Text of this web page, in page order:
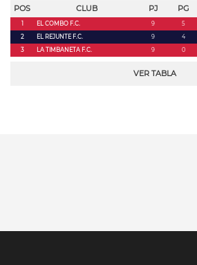
POS CLUB PJ PG
1 EL COMBO F.C. 9 5
2
EL REJUNTE F.C. 9 4
3
LA TIMBANETA F.C. 9 0
VER TABLA